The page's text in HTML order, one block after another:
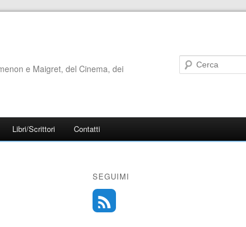
e Maigret, del Cinema, dei
Libri/Scrittori Contatti
SEGUIMI